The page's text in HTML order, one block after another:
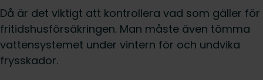
Då är det viktigt att kontrollera vad som gäller för
fritidshusförsäkringen. Man måste även tömma
vattensystemet under vintern för och undvika
frysskador.